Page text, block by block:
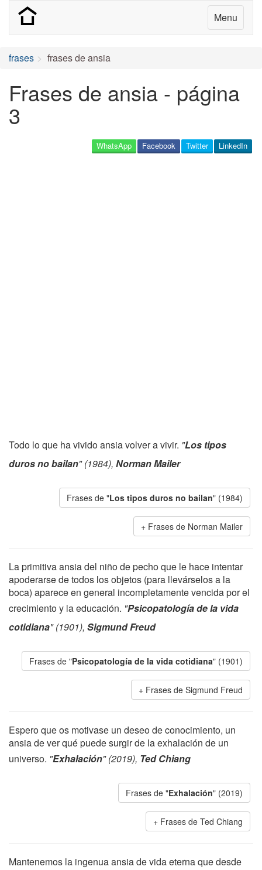
Menu
frases frases de ansia
Frases de ansia - página
3
LinkedIn
Twitter
Facebook
WhatsApp
Todo lo que ha vivido ansia volver a vivir. "Los tipos
duros no bailan" (1984), Norman Mailer
Frases de "Los tipos duros no bailan" (1984)
Frases de Norman Mailer
La primitiva ansia del niño de pecho que le hace intentar
apoderarse de todos los objetos (para llevárselos a la
boca) aparece en general incompletamente vencida por el
crecimiento y la educación. "Psicopatología de la vida
cotidiana" (1901), Sigmund Freud
Frases de "Psicopatología de la vida cotidiana" (1901)
Frases de Sigmund Freud
Espero que os motivase un deseo de conocimiento, un
ansia de ver qué puede surgir de la exhalación de un
universo. "Exhalación" (2019), Ted Chiang
Frases de "Exhalación" (2019)
Frases de Ted Chiang
Mantenemos la ingenua ansia de vida eterna que desde